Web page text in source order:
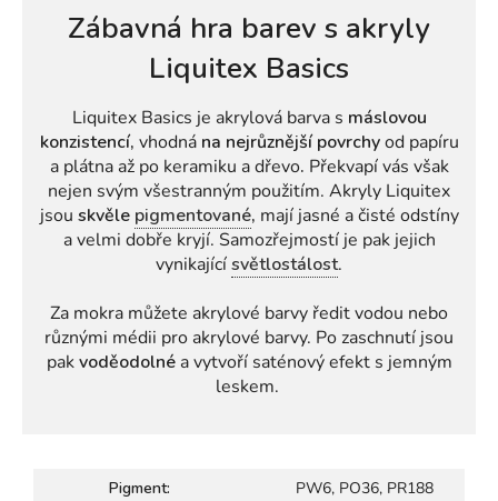
Zábavná hra barev s akryly
Liquitex Basics
Liquitex Basics je akrylová barva s máslovou
konzistencí, vhodná na nejrůznější povrchyod papíru
a plátna až po keramiku a dřevo. Překvapí vás však
nejen svým všestranným použitím. Akryly Liquitex
jsou skvěle pigmentované, mají jasné a čisté odstíny
a velmi dobře kryjí. Samozřejmostí je pak jejich
vynikajícísvětlostálost.
Za mokra můžete akrylové barvy ředit vodou nebo
různými médii pro akrylové barvy. Po zaschnutí jsou
pakvoděodolnéa vytvoří saténový efekt s jemným
leskem.
Pigment:
PW6, PO36, PR188